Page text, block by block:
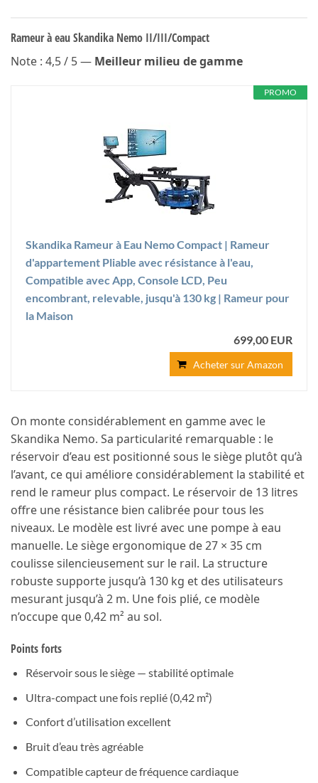
Rameur à eau Skandika Nemo II/III/Compact
Note : 4,5 / 5 — Meilleur milieu de gamme
PROMO
Skandika Rameur à Eau Nemo Compact | Rameur
d'appartement Pliable avec résistance à l'eau,
Compatible avec App, Console LCD, Peu
encombrant, relevable, jusqu'à 130 kg | Rameur pour
la Maison
699,00 EUR
Acheter sur Amazon
On monte considérablement en gamme avec le
Skandika Nemo. Sa particularité remarquable : le
réservoir d’eau est positionné sous le siège plutôt qu’à
l’avant, ce qui améliore considérablement la stabilité et
rend le rameur plus compact. Le réservoir de 13 litres
offre une résistance bien calibrée pour tous les
niveaux. Le modèle est livré avec une pompe à eau
manuelle. Le siège ergonomique de 27 × 35 cm
coulisse silencieusement sur le rail. La structure
robuste supporte jusqu’à 130 kg et des utilisateurs
mesurant jusqu’à 2 m. Une fois plié, ce modèle
n’occupe que 0,42 m² au sol.
Points forts
Réservoir sous le siège — stabilité optimale
Ultra-compact une fois replié (0,42 m²)
Confort d’utilisation excellent
Bruit d’eau très agréable
Compatible capteur de fréquence cardiaque